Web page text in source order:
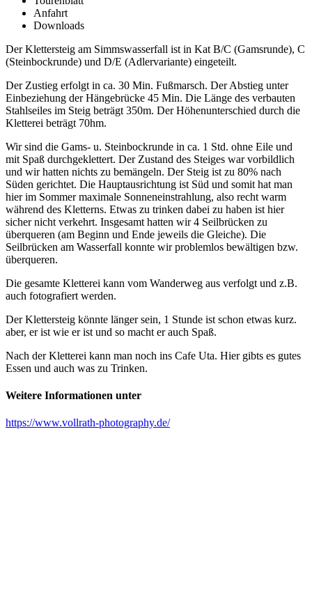
Anfahrt
Downloads
Der Klettersteig am Simmswasserfall ist in Kat B/C (Gamsrunde), C
(Steinbockrunde) und D/E (Adlervariante) eingeteilt.
Der Zustieg erfolgt in ca. 30 Min. Fußmarsch. Der Abstieg unter
Einbeziehung der Hängebrücke 45 Min. Die Länge des verbauten
Stahlseiles im Steig beträgt 350m. Der Höhenunterschied durch die
Kletterei beträgt 70hm.
Wir sind die Gams- u. Steinbockrunde in ca. 1 Std. ohne Eile und
mit Spaß durchgeklettert. Der Zustand des Steiges war vorbildlich
und wir hatten nichts zu bemängeln. Der Steig ist zu 80% nach
Süden gerichtet. Die Hauptausrichtung ist Süd und somit hat man
hier im Sommer maximale Sonneneinstrahlung, also recht warm
während des Kletterns. Etwas zu trinken dabei zu haben ist hier
sicher nicht verkehrt. Insgesamt hatten wir 4 Seilbrücken zu
überqueren (am Beginn und Ende jeweils die Gleiche). Die
Seilbrücken am Wasserfall konnte wir problemlos bewältigen bzw.
überqueren.
Die gesamte Kletterei kann vom Wanderweg aus verfolgt und z.B.
auch fotografiert werden.
Der Klettersteig könnte länger sein, 1 Stunde ist schon etwas kurz.
aber, er ist wie er ist und so macht er auch Spaß.
Nach der Kletterei kann man noch ins Cafe Uta. Hier gibts es gutes
Essen und auch was zu Trinken.
Weitere Informationen unter
https://www.vollrath-photography.de/